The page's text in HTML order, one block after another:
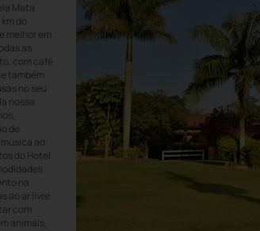
Mata
do
melhor em
as
com café
também
no seu
nossa
de
ao
do Hotel
na
ao ar livre
com
animais,